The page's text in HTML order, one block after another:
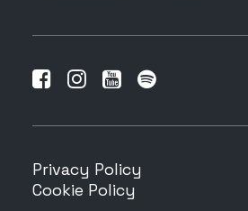
Privacy Policy
Cookie Policy